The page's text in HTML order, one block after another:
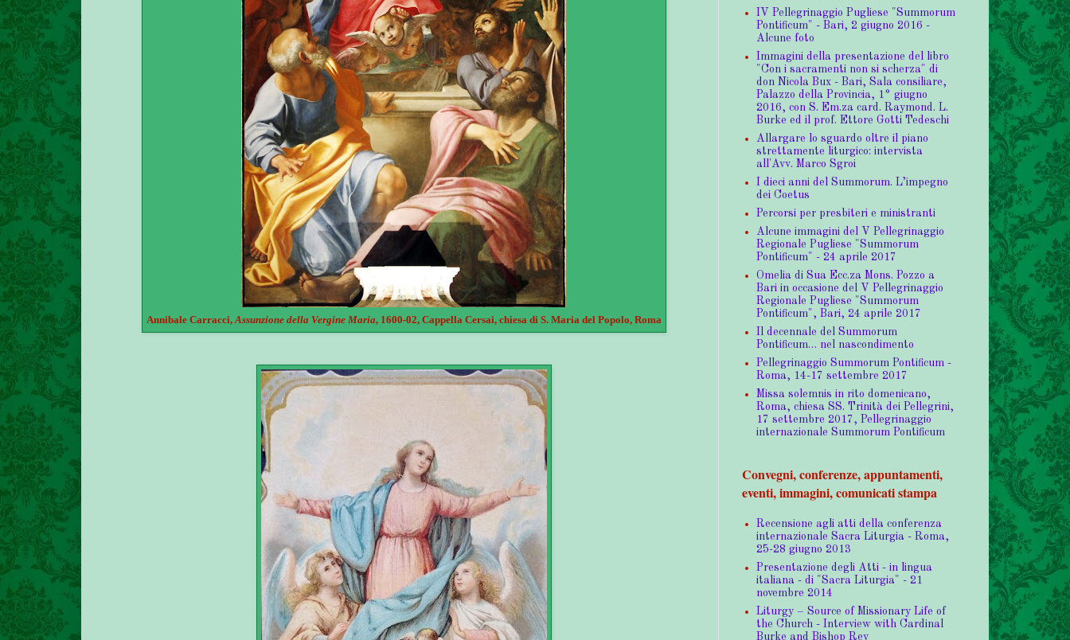
Annibale Carracci, Assunzione della Vergine Maria, 1600-02, Cappella Cersai, chiesa di S. Maria del Popolo, Roma
IV Pellegrinaggio Pugliese "Summorum
Pontificum" - Bari, 2 giugno 2016 -
Alcune foto
Immagini della presentazione del libro
"Con i sacramenti non si scherza" di
don Nicola Bux - Bari, Sala consiliare,
Palazzo della Provincia, 1° giugno
2016, con S. Em.za card. Raymond. L.
Burke ed il prof. Ettore Gotti Tedeschi
Allargare lo sguardo oltre il piano
strettamente liturgico: intervista
all'Avv. Marco Sgroi
I dieci anni del Summorum. L’impegno
dei Coetus
Percorsi per presbiteri e ministranti
Alcune immagini del V Pellegrinaggio
Regionale Pugliese "Summorum
Pontificum" - 24 aprile 2017
Omelia di Sua Ecc.za Mons. Pozzo a
Bari in occasione del V Pellegrinaggio
Regionale Pugliese "Summorum
Pontificum", Bari, 24 aprile 2017
Il decennale del Summorum
Pontificum… nel nascondimento
Pellegrinaggio Summorum Pontificum -
Roma, 14-17 settembre 2017
Missa solemnis in rito domenicano,
Roma, chiesa SS. Trinità dei Pellegrini,
17 settembre 2017, Pellegrinaggio
internazionale Summorum Pontificum
Convegni, conferenze, appuntamenti,
eventi, immagini, comunicati stampa
Recensione agli atti della conferenza
internazionale Sacra Liturgia - Roma,
25-28 giugno 2013
Presentazione degli Atti - in lingua
italiana - di "Sacra Liturgia" - 21
novembre 2014
Liturgy – Source of Missionary Life of
the Church - Interview with Cardinal
Burke and Bishop Rey